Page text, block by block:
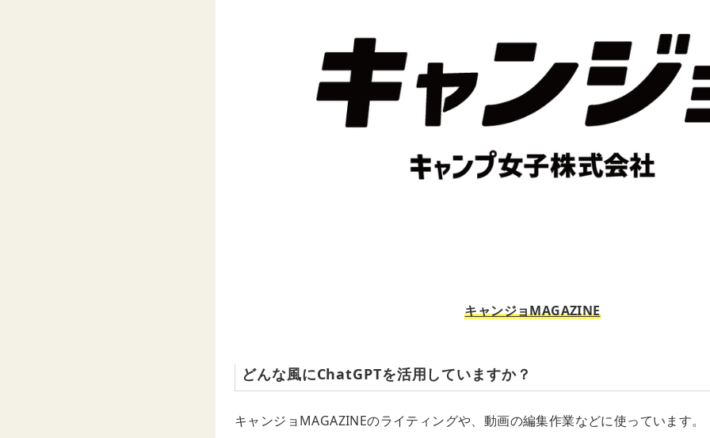
キャンジョMAGAZINE
どんな風にChatGPTを活用していますか？
キャンジョMAGAZINEのライティングや、動画の編集作業などに使っています。